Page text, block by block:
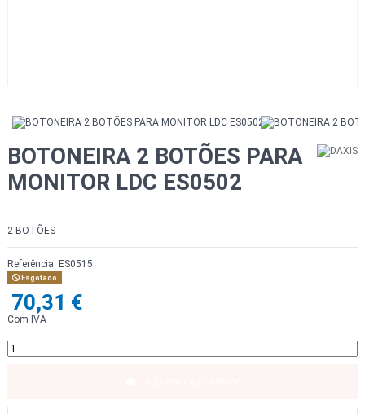
BOTONEIRA 2 BOTÕES PARA
MONITOR LDC ES0502
2 BOTÕES
Referência: ES0515
Esgotado
70,31 €
Com IVA